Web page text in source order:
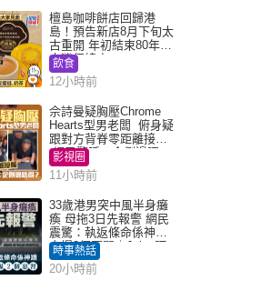
檀島咖啡餅店回歸港
島！預告新店8月下旬太
古重開 年初結束80年歷
史灣仔總店
飲食
12小時前
佘詩曼疑胸壓Chrome
Hearts型男老闆 俯身疑
跟對方背脊零距離接觸
網民驚呼：企側邊唔
得？
影視圈
11小時前
33歲港男突中風半身癱
瘓 母拖3日先報警 網民
震驚：執返條命係神蹟
自爆2個惡習｜Juicy叮
時事熱話
20小時前